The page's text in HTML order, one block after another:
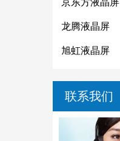
京东方液晶屏
龙腾液晶屏
旭虹液晶屏
联系我们